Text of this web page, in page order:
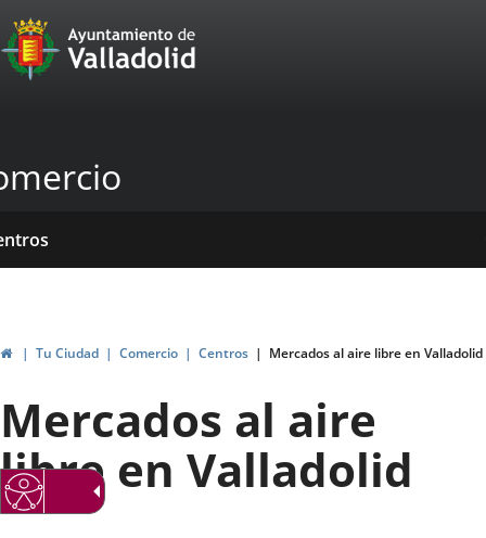
Portal
Web
Ayuntamiento
de
Valladolid
HomeTu Ciudad Comercio Centros Mercados al aire libre en Valladolid
Mercados al aire
libre en Valladolid